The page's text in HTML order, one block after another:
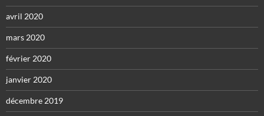
avril 2020
mars 2020
février 2020
janvier 2020
décembre 2019